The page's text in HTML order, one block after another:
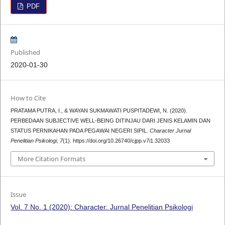
PDF
Published
2020-01-30
How to Cite
PRATAMA PUTRA, I., & WAYAN SUKMAWATI PUSPITADEWI, N. (2020).
PERBEDAAN SUBJECTIVE WELL-BEING DITINJAU DARI JENIS KELAMIN DAN
STATUS PERNIKAHAN PADA PEGAWAI NEGERI SIPIL. Character Jurnal
Penelitian Psikologi, 7(1). https://doi.org/10.26740/cjpp.v7i1.32033
More Citation Formats
Issue
Vol. 7 No. 1 (2020): Character: Jurnal Penelitian Psikologi